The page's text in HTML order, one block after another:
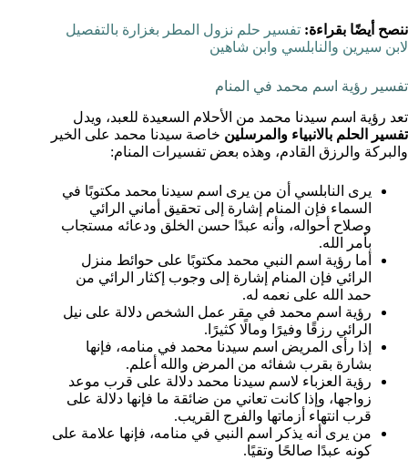
ننصح أيضًا بقراءة: تفسير حلم نزول المطر بغزارة بالتفصيل
لابن سيرين والنابلسي وابن شاهين
تفسير رؤية اسم محمد في المنام
تعد رؤية اسم سيدنا محمد من الأحلام السعيدة للعبد، ويدل
تفسير الحلم بالانبياء والمرسلين خاصة سيدنا محمد على الخير
والبركة والرزق القادم، وهذه بعض تفسيرات المنام:
يرى النابلسي أن من يرى اسم سيدنا محمد مكتوبًا في
السماء فإن المنام إشارة إلى تحقيق أماني الرائي
وصلاح أحواله، وأنه عبدًا حسن الخلق ودعائه مستجاب
بأمر الله.
أما رؤية اسم النبي محمد مكتوبًا على حوائط منزل
الرائي فإن المنام إشارة إلى وجوب إكثار الرائي من
حمد الله على نعمه له.
رؤية اسم محمد في مقر عمل الشخص دلالة على نيل
الرائي رزقًا وفيرًا ومالًا كثيرًا.
إذا رأى المريض اسم سيدنا محمد في منامه، فإنها
بشارة بقرب شفائه من المرض والله أعلم.
رؤية العزباء لاسم سيدنا محمد دلالة على قرب موعد
زواجها، وإذا كانت تعاني من ضائقة ما فإنها دلالة على
قرب انتهاء أزماتها والفرج القريب.
من يرى أنه يذكر اسم النبي في منامه، فإنها علامة على
كونه عبدًا صالحًا وتقيًا.